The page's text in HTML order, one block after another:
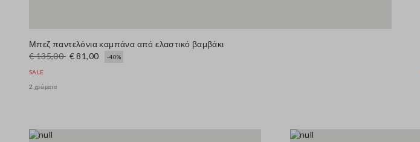
Μπεζ παντελόνια καμπάνα από ελαστικό βαμβάκι
€ 135,00 € 81,00 -40%
SALE
2 χρώματα